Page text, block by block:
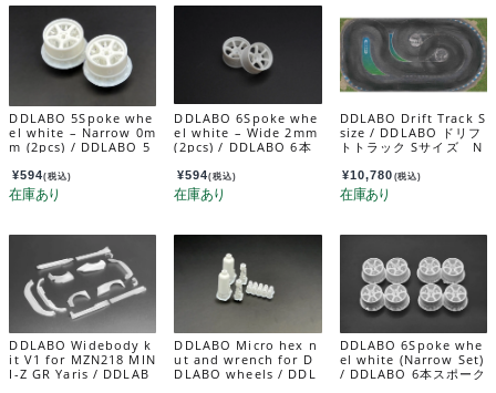
DDLABO 5Spoke whe
el white – Narrow 0m
m (2pcs) / DDLABO 5
白 ナロー0ｍｍ (2pcs)
DDL-WR001W-N0
¥594(税込)
DDLABO 6Spoke whe
el white – Wide 2mm
(2pcs) / DDLABO 6本
ワイド2ｍｍ (2pcs) D
DL-WR002W-W2
¥594(税込)
DDLABO Drift Track S
size / DDLABO ドリフ
トトラック Sサイズ N
¥10,780 (税込)
DDLABO Widebody k
it V1 for MZN218 MIN
I-Z GR Yaris / DDLAB
DDLABO Micro hex n
ut and wrench for D
DLABO wheels / DDL
DDLABO 6Spoke whe
el white (Narrow Set)
/ DDLABO 6本スポーク